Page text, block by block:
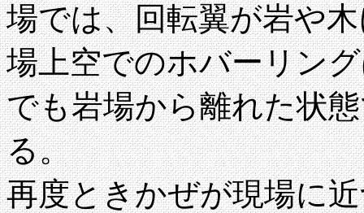
場では、回転翼が岩や
場上空でのホバーリン
でも岩場から離れた状
る。
再度ときかぜが現場に